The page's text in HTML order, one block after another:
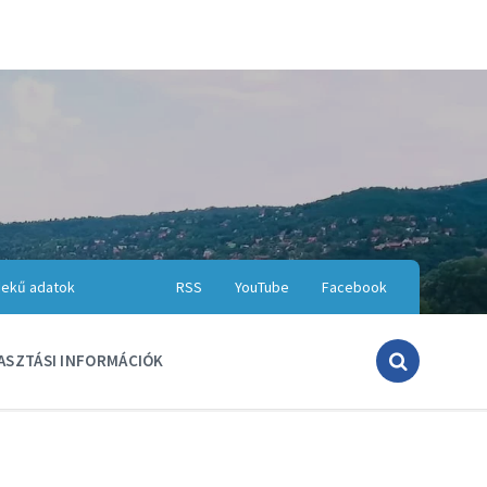
Facebook
YouTube
RSS
adatok
INFORMÁCIÓK